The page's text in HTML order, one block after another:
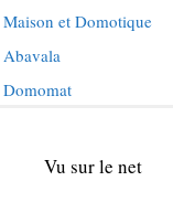
Maison et Domotique
Abavala
Domomat
Vu sur le net